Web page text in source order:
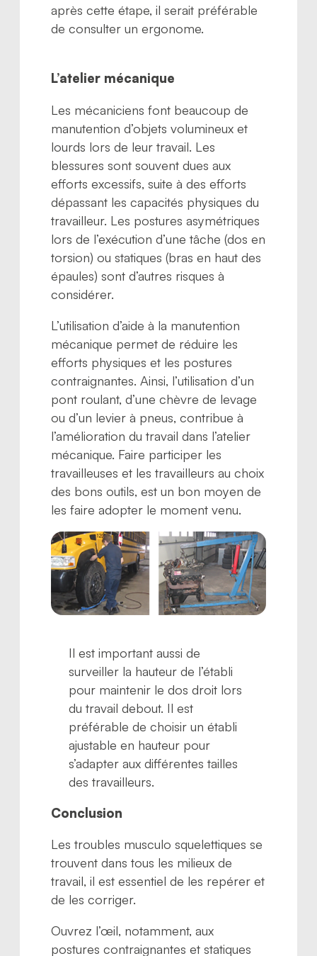
après cette étape, il serait préférable
de consulter un ergonome.
L’atelier mécanique
Les mécaniciens font beaucoup de
manutention d’objets volumineux et
lourds lors de leur travail. Les
blessures sont souvent dues aux
efforts excessifs, suite à des efforts
dépassant les capacités physiques du
travailleur. Les postures asymétriques
lors de l’exécution d’une tâche (dos en
torsion) ou statiques (bras en haut des
épaules) sont d’autres risques à
considérer.
L’utilisation d’aide à la manutention
mécanique permet de réduire les
efforts physiques et les postures
contraignantes. Ainsi, l’utilisation d’un
pont roulant, d’une chèvre de levage
ou d’un levier à pneus, contribue à
l’amélioration du travail dans l’atelier
mécanique. Faire participer les
travailleuses et les travailleurs au choix
des bons outils, est un bon moyen de
les faire adopter le moment venu.
Il est important aussi de
surveiller la hauteur de l’établi
pour maintenir le dos droit lors
du travail debout. Il est
préférable de choisir un établi
ajustable en hauteur pour
s’adapter aux différentes tailles
des travailleurs.
Conclusion
Les troubles musculo squelettiques se
trouvent dans tous les milieux de
travail, il est essentiel de les repérer et
de les corriger.
Ouvrez l’œil, notamment, aux
postures contraignantes et statiques